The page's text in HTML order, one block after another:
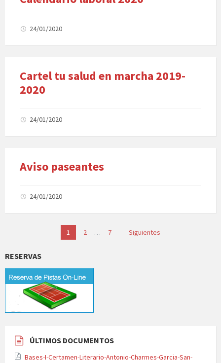
24/01/2020
Cartel tu salud en marcha 2019-
2020
24/01/2020
Aviso paseantes
24/01/2020
entradas
1 2 … 7 Siguientes
RESERVAS
ÚLTIMOS DOCUMENTOS
Bases-I-Certamen-Literario-Antonio-Charmes-Garcia-San-